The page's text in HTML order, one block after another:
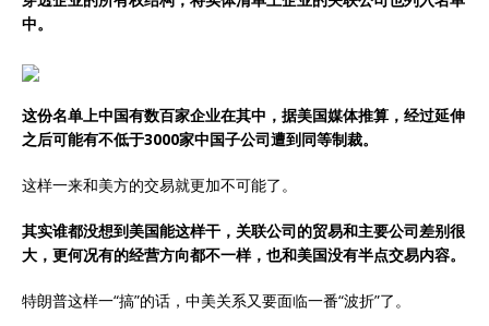
中。
这份名单上中国有数百家企业在其中，据美国媒体推算，经过延伸
之后可能有不低于3000家中国子公司遭到同等制裁。
这样一来和美方的交易就更加不可能了。
其实谁都没想到美国能这样干，关联公司的贸易和主要公司差别很
大，更何况有的经营方向都不一样，也和美国没有半点交易内容。
特朗普这样一“搞”的话，中美关系又要面临一番“波折”了。